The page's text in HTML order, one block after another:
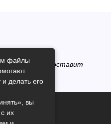
кто его оставит
файлы
и делать его
вы
их